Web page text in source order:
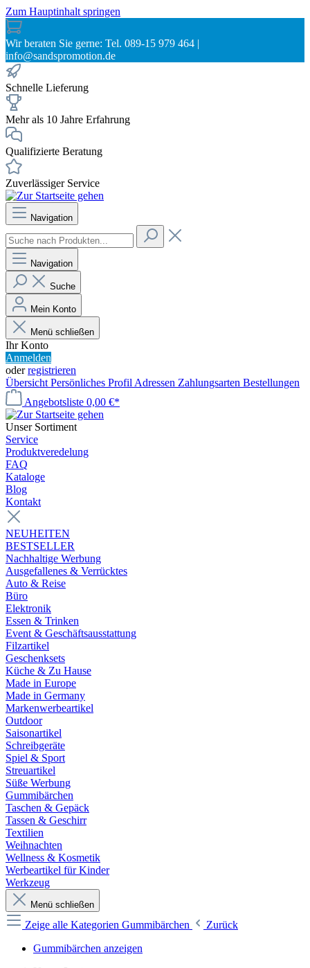
Zum Hauptinhalt springen
Wir beraten Sie gerne: Tel. 089-15 979 464 |
info@sandspromotion.de
Schnelle Lieferung
Mehr als 10 Jahre Erfahrung
Qualifizierte Beratung
Zuverlässiger Service
Navigation
Navigation
Suche
Mein Konto
Menü schließen
Ihr Konto
Anmelden
oderregistrieren
Übersicht Persönliches Profil Adressen Zahlungsarten Bestellungen
Angebotsliste 0,00 €*
Unser Sortiment
Service
Produktveredelung
FAQ
Kataloge
Blog
Kontakt
NEUHEITEN
BESTSELLER
Nachhaltige Werbung
Ausgefallenes & Verrücktes
Auto & Reise
Büro
Elektronik
Essen & Trinken
Event & Geschäftsausstattung
Filzartikel
Geschenksets
Küche & Zu Hause
Made in Europe
Made in Germany
Markenwerbeartikel
Outdoor
Saisonartikel
Schreibgeräte
Spiel & Sport
Streuartikel
Süße Werbung
Gummibärchen
Taschen & Gepäck
Tassen & Geschirr
Textilien
Weihnachten
Wellness & Kosmetik
Werbeartikel für Kinder
Werkzeug
Menü schließen
Zeige alle Kategorien Gummibärchen
Zurück
Gummibärchen anzeigen